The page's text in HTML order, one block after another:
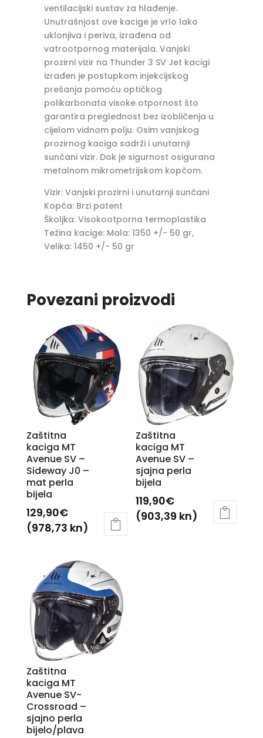
ventilacijski sustav za hlađenje.
Unutrašnjost ove kacige je vrlo lako
uklonjiva i periva, izrađena od
vatrootpornog materijala. Vanjski
prozirni vizir na Thunder 3 SV Jet kacigi
izrađen je postupkom injekcijskog
prešanja pomoću optičkog
polikarbonata visoke otpornost što
garantira preglednost bez izobličenja u
cijelom vidnom polju. Osim vanjskog
prozirnog kaciga sadrži i unutarnji
sunčani vizir. Dok je sigurnost osigurana
metalnom mikrometrijskom kopčom.
Vizir: Vanjski prozirni i unutarnji sunčani
Kopča: Brzi patent
Školjka: Visokootporna termoplastika
Težina kacige: Mala: 1350 +/- 50 gr,
Velika: 1450 +/- 50 gr
Povezani proizvodi
Zaštitna
kaciga MT
Avenue SV –
Sideway J0 –
mat perla
bijela
129,90€
(978,73 kn)
više
varijanti.
Opcije
se
mogu
odabrati
na
stranici
proizvoda
Zaštitna
kaciga MT
Avenue SV –
sjajna perla
bijela
119,90€
(903,39 kn)
Zaštitna
kaciga MT
Avenue SV-
Crossroad –
sjajno perla
bijelo/plava